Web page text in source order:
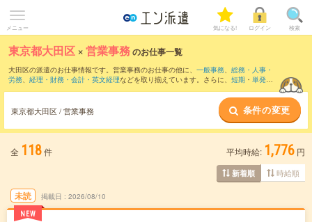
メニュー 気になる! ログイン 検索
東京都大田区 ×営業事務のお仕事一覧
大田区の派遣のお仕事情報です。営業事務のお仕事の他に、 一般事務、 総務・人事・
労務、 経理・財務・会計・英文経理などを取り揃えています。さらに、 短期 ・ 単発な
東京都大田区 / 営業事務 条件の変更
全 118件 平均時給: 1,776 円
新着順 時給順
未読
NEW
掲載日 2026/08/10